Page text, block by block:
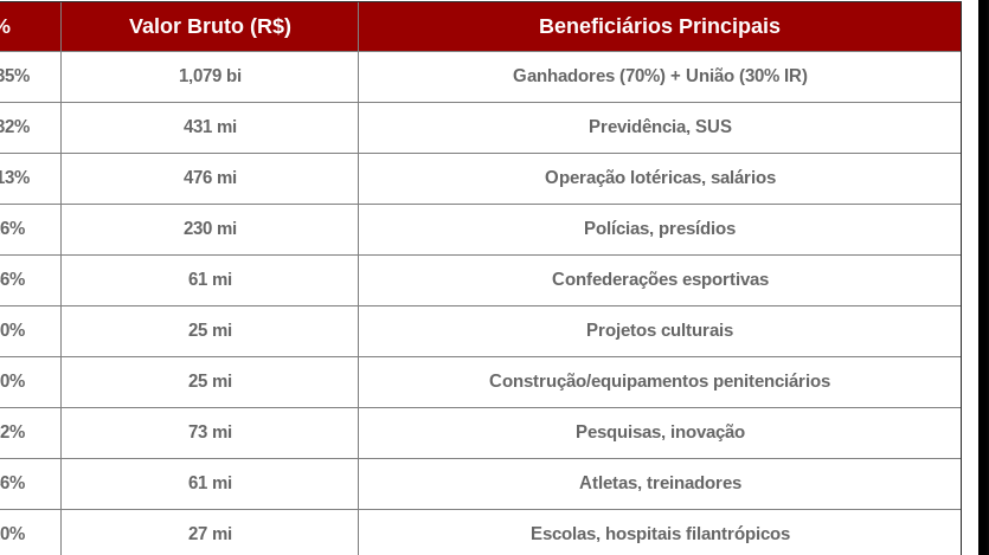
Valor Bruto (R$) Beneficiários Principais
1,079 bi Ganhadores (70%) + União (30% IR)
431 mi Previdência, SUS
476 mi Operação lotéricas, salários
230 mi Polícias, presídios
61 mi Confederações esportivas
25 mi Projetos culturais
25 mi Construção/equipamentos penitenciários
73 mi Pesquisas, inovação
61 mi Atletas, treinadores
27 mi Escolas, hospitais filantrópicos